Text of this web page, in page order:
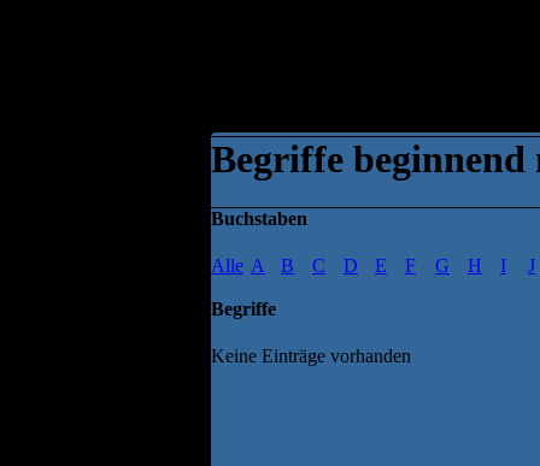
Begriffe
Buchstaben
Alle A B C D E F G H I J
Begriffe
Keine Einträge vorhanden